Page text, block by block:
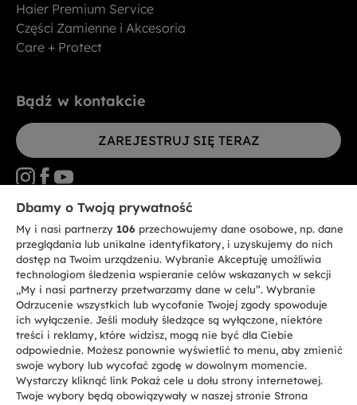
Haier Premium Service
Części Zamienne i Akcesoria
Care + Protect
Bądź w kontakcie
ZAREJESTRUJ SIĘ TERAZ
CANDY HOOVER GROUP S.r.I. - jednoosobowa sp. z.o.o. - SIEDZIBA
STATUTOWA: Via Comolli, 57 - 20861 Brugherio (MB) - Włochy -
SIEDZIBY ADMINISTRACYJNE: Via Privata Eden Fumagalli bez
nadanego numeru - 20861 Brugherio (MB) i Via Trento nr 20/A-22 - 20871
Vimercate (MB) - Włochy - Tel.: +39.039.2086.1 - Faks: +39.039.2086.237 -
Kapitał zakładowy 35.000.000,00 € wpłacony w całości - Kod identyfikacji
podatkowej i nr wpisu do Rejestru przedsiębiorstw dla rejonu Mediolan-
Monza-Brianza-Lodi 04666310158 - NIP 00786860965 - Numer wpisu do
Repertorium Ekonomiczno - Administracyjnego REA: MB-1033934 -
Autoryzacja IT AEOF 211870 - Spółka podlega zarządzaniu i koordynacji
Candy S.p.A.
PL / Polski
Dbamy o Twoją prywatność
My i nasi partnerzy 106 przechowujemy dane osobowe, np. dane
przeglądania lub unikalne identyfikatory, i uzyskujemy do nich
dostęp na Twoim urządzeniu. Wybranie Akceptuję umożliwia
technologiom śledzenia wspieranie celów wskazanych w sekcji
„My i nasi partnerzy przetwarzamy dane w celu”. Wybranie
Odrzucenie wszystkich lub wycofanie Twojej zgody spowoduje
ich wyłączenie. Jeśli moduły śledzące są wyłączone, niektóre
treści i reklamy, które widzisz, mogą nie być dla Ciebie
odpowiednie. Możesz ponownie wyświetlić to menu, aby zmienić
swoje wybory lub wycofać zgodę w dowolnym momencie.
Wystarczy kliknąć link Pokaż cele u dołu strony internetowej.
Twoje wybory będą obowiązywały w naszej stronie Strona